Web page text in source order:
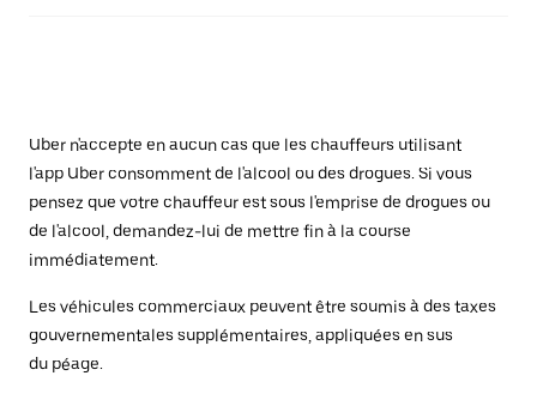
Uber n'accepte en aucun cas que les chauffeurs utilisant
l'app Uber consomment de l'alcool ou des drogues. Si vous
pensez que votre chauffeur est sous l'emprise de drogues ou
de l'alcool, demandez-lui de mettre fin à la course
immédiatement.
Les véhicules commerciaux peuvent être soumis à des taxes
gouvernementales supplémentaires, appliquées en sus
du péage.